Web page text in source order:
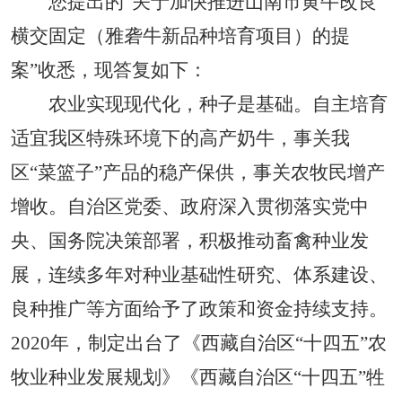
横交固定（雅砻牛新品种培育项目） 的提
案”收悉，现答复如下：
农业实现现代化，种子是基础。自主培育
适宜我区特殊环境下的高产奶牛，事关我
区“菜篮子”产品的稳产保供，事关农牧民增产
增收。自治区党委、政府深入贯彻落实党中
央、国务院决策部署，积极推动畜禽种业发
展，连续多年对种业基础性研究、体系建设、
良种推广等方面给予了政策和资金持续支持。
2020年，制定出台了《西藏自治区“十四五”农
牧业种业发展规划 》《西藏自治区“十四五”牲